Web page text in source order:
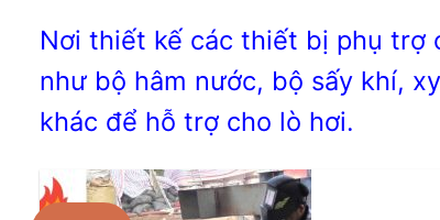
Nơi thiết kế các thiết bị phụ trợ
như bộ hâm nước, bộ sấy khí,
khác để hỗ trợ cho lò hơi.